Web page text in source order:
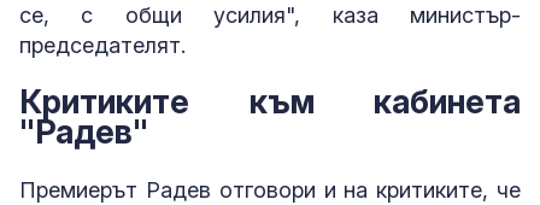
се, с общи усилия", каза министър-
председателят.
Критиките към кабинета
"Радев"
Премиерът Радев отговори и на критиките, че